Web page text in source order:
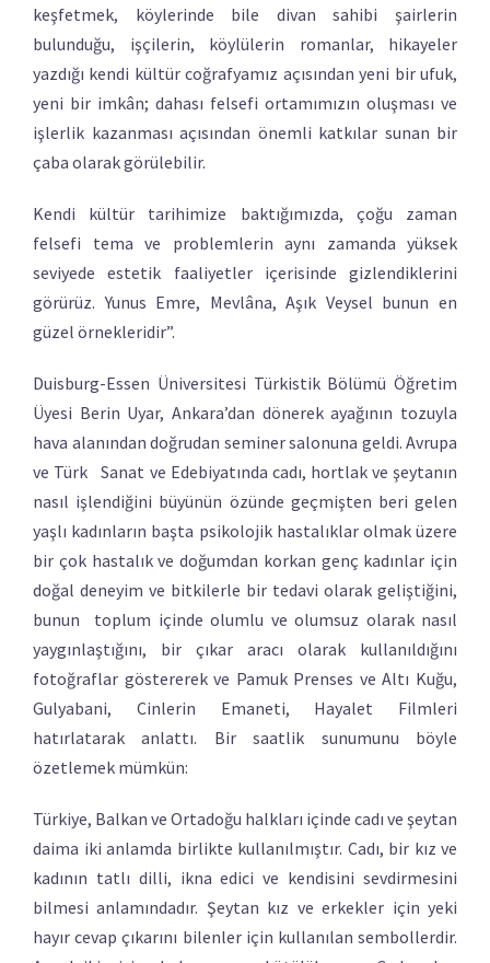
keşfetmek, köylerinde bile divan sahibi şairlerin
bulunduğu, işçilerin, köylülerin romanlar, hikayeler
yazdığı kendi kültür coğrafyamız açısından yeni bir ufuk,
yeni bir imkân; dahası felsefi ortamımızın oluşması ve
işlerlik kazanması açısından önemli katkılar sunan bir
çaba olarak görülebilir.
Kendi kültür tarihimize baktığımızda, çoğu zaman
felsefi tema ve problemlerin aynı zamanda yüksek
seviyede estetik faaliyetler içerisinde gizlendiklerini
görürüz. Yunus Emre, Mevlâna, Aşık Veysel bunun en
güzel örnekleridir”.
Duisburg-Essen Üniversitesi Türkistik Bölümü Öğretim
Üyesi Berin Uyar, Ankara’dan dönerek ayağının tozuyla
hava alanından doğrudan seminer salonuna geldi. Avrupa
ve Türk Sanat ve Edebiyatında cadı, hortlak ve şeytanın
nasıl işlendiğini büyünün özünde geçmişten beri gelen
yaşlı kadınların başta psikolojik hastalıklar olmak üzere
bir çok hastalık ve doğumdan korkan genç kadınlar için
doğal deneyim ve bitkilerle bir tedavi olarak geliştiğini,
bunun toplum içinde olumlu ve olumsuz olarak nasıl
yaygınlaştığını, bir çıkar aracı olarak kullanıldığını
fotoğraflar göstererek ve Pamuk Prenses ve Altı Kuğu,
Gulyabani, Cinlerin Emaneti, Hayalet Filmleri
hatırlatarak anlattı. Bir saatlik sunumunu böyle
özetlemek mümkün:
Türkiye, Balkan ve Ortadoğu halkları içinde cadı ve şeytan
daima iki anlamda birlikte kullanılmıştır. Cadı, bir kız ve
kadının tatlı dilli, ikna edici ve kendisini sevdirmesini
bilmesi anlamındadır. Şeytan kız ve erkekler için yeki
hayır cevap çıkarını bilenler için kullanılan sembollerdir.